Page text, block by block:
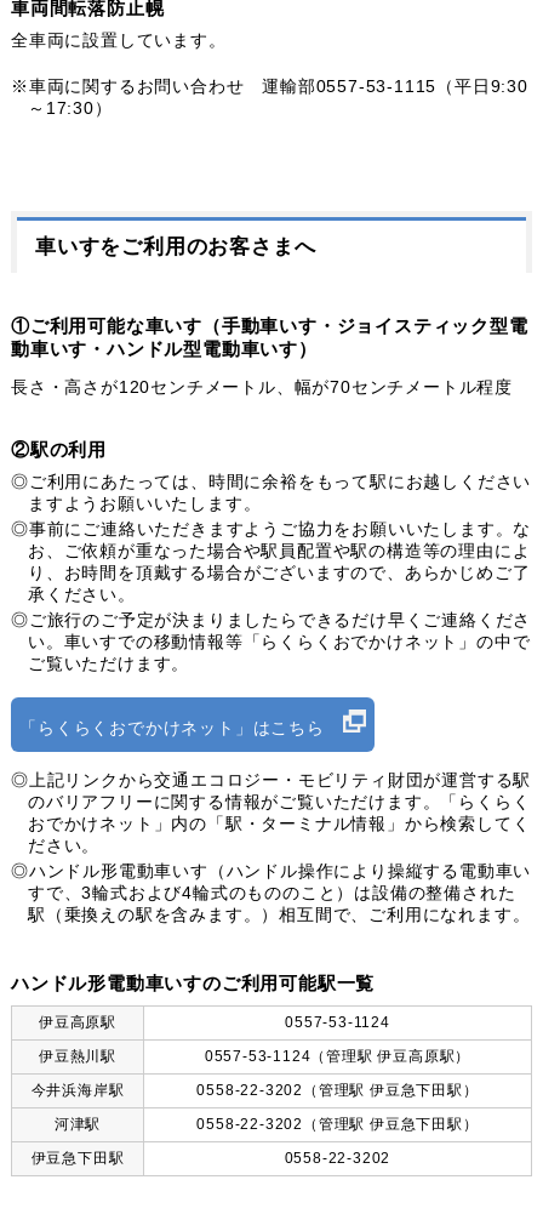
車両間転落防止幌
全車両に設置しています。
※車両に関するお問い合わせ 運輸部0557-53-1115（平日9:30
～17:30）
車いすをご利用のお客さまへ
①ご利用可能な車いす（手動車いす・ジョイスティック型電
動車いす・ハンドル型電動車いす）
長さ・高さが120センチメートル、幅が70センチメートル程度
②駅の利用
◎ご利用にあたっては、時間に余裕をもって駅にお越しください
ますようお願いいたします。
◎事前にご連絡いただきますようご協力をお願いいたします。な
お、ご依頼が重なった場合や駅員配置や駅の構造等の理由によ
り、お時間を頂戴する場合がございますので、あらかじめご了
承ください。
◎ご旅行のご予定が決まりましたらできるだけ早くご連絡くださ
い。車いすでの移動情報等「らくらくおでかけネット」の中で
ご覧いただけます。
「らくらくおでかけネット」はこちら
◎上記リンクから交通エコロジー・モビリティ財団が運営する駅
のバリアフリーに関する情報がご覧いただけます。「らくらく
おでかけネット」内の「駅・ターミナル情報」から検索してく
ださい。
◎ハンドル形電動車いす（ハンドル操作により操縦する電動車い
すで、3輪式および4輪式のもののこと）は設備の整備された
駅（乗換えの駅を含みます。）相互間で、ご利用になれます。
ハンドル形電動車いすのご利用可能駅一覧
伊豆高原駅
0557-53-1124
伊豆熱川駅
0557-53-1124（管理駅 伊豆高原駅）
今井浜海岸駅
0558-22-3202（管理駅 伊豆急下田駅）
河津駅
0558-22-3202（管理駅 伊豆急下田駅）
伊豆急下田駅
0558-22-3202